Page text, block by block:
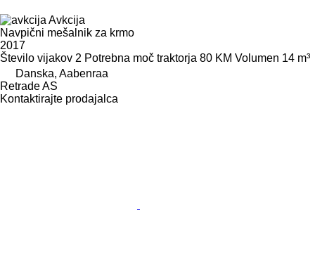
Avkcija
Navpični mešalnik za krmo
2017
Število vijakov 2 Potrebna moč traktorja 80 KM Volumen 14 m³
Danska, Aabenraa
Retrade AS
Kontaktirajte prodajalca